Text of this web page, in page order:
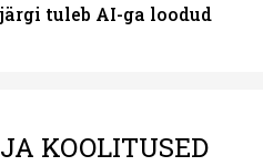
tuleb AI-ga loodud
KOOLITUSED